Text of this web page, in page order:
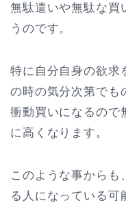
無駄遣いや無駄な買
うのです。
特に自分自身の欲求
の時の気分次第でも
衝動買いになるので
に高くなります。
このような事からも
る人になっている可